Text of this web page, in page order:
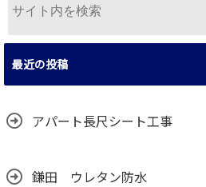
最近の投稿
アパート長尺シート工事
鎌田 ウレタン防水